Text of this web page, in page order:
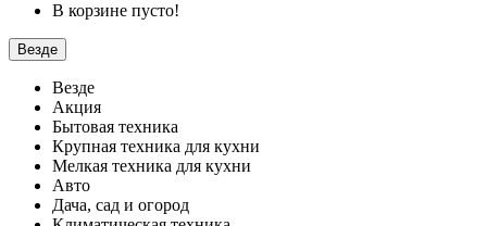
В корзине пусто!
Везде
Везде
Акция
Бытовая техника
Крупная техника для кухни
Мелкая техника для кухни
Авто
Дача, сад и огород